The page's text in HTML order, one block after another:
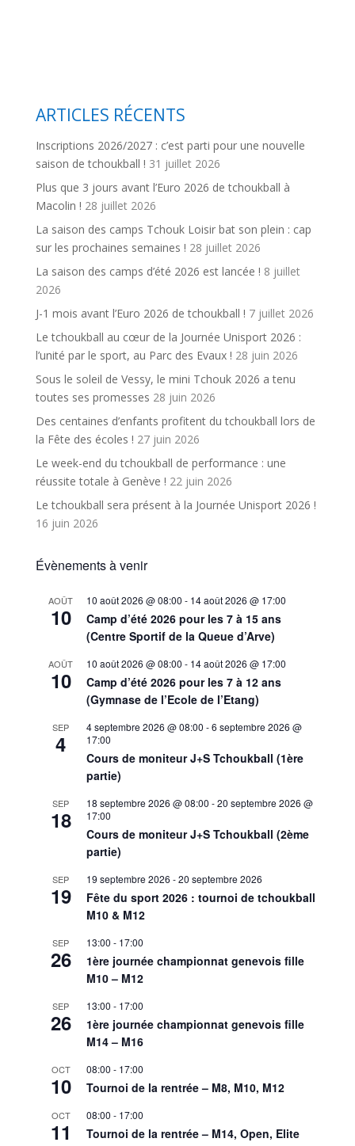
ARTICLES RÉCENTS
Inscriptions 2026/2027 : c’est parti pour une nouvelle
saison de tchoukball ! 31 juillet 2026
Plus que 3 jours avant l’Euro 2026 de tchoukball à
Macolin ! 28 juillet 2026
La saison des camps Tchouk Loisir bat son plein : cap
sur les prochaines semaines ! 28 juillet 2026
La saison des camps d’été 2026 est lancée ! 8 juillet
2026
J-1 mois avant l’Euro 2026 de tchoukball ! 7 juillet 2026
Le tchoukball au cœur de la Journée Unisport 2026 :
l’unité par le sport, au Parc des Evaux ! 28 juin 2026
Sous le soleil de Vessy, le mini Tchouk 2026 a tenu
toutes ses promesses 28 juin 2026
Des centaines d’enfants profitent du tchoukball lors de
la Fête des écoles ! 27 juin 2026
Le week-end du tchoukball de performance : une
réussite totale à Genève ! 22 juin 2026
Le tchoukball sera présent à la Journée Unisport 2026 !
16 juin 2026
Évènements à venir
AOÛT
10
10 août 2026 @ 08:00 - 14 août 2026 @ 17:00
Camp d’été 2026 pour les 7 à 15 ans
(Centre Sportif de la Queue d’Arve)
AOÛT
10
10 août 2026 @ 08:00 - 14 août 2026 @ 17:00
Camp d’été 2026 pour les 7 à 12 ans
(Gymnase de l’Ecole de l’Etang)
SEP
4
4 septembre 2026 @ 08:00 -6 septembre 2026 @
17:00
Cours de moniteur J+S Tchoukball (1ère
partie)
SEP
18
18 septembre 2026 @ 08:00 -20 septembre 2026 @
17:00
Cours de moniteur J+S Tchoukball (2ème
partie)
SEP
19
19 septembre 2026 -20 septembre 2026
Fête du sport 2026 : tournoi de tchoukball
M10 & M12
SEP
26
13:00 - 17:00
1ère journée championnat genevois fille
M10 – M12
SEP
26
13:00 - 17:00
1ère journée championnat genevois fille
M14 – M16
OCT
10
08:00 - 17:00
Tournoi de la rentrée – M8, M10, M12
OCT
11
08:00 - 17:00
Tournoi de la rentrée – M14, Open, Elite